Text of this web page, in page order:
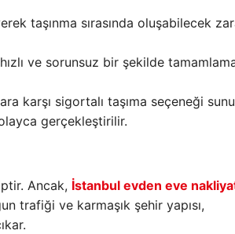
taşınma sırasında oluşabilecek
ve sorunsuz bir şekilde
karşı sigortalı taşıma seçeneği
gerçekleştirilir.
Ancak, İstanbul evden eve
trafiği ve karmaşık şehir yapısı,